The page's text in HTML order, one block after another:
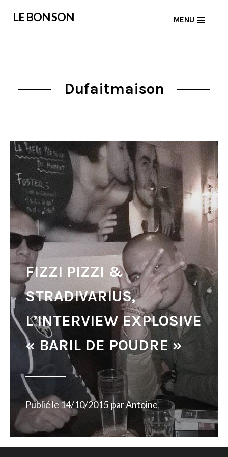
LE BON SON MENU
Dufaitmaison
FIZZI PIZZI &
STRADIVARIUS,
L’INTERVIEW EXPLOSIVE
« BARIL DE POUDRE »
Publié le14/10/2015 parAntoine